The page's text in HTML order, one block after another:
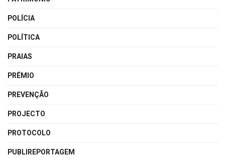
POLÍCIA
POLÍTICA
PRAIAS
PRÉMIO
PREVENÇÃO
PROJECTO
PROTOCOLO
PUBLIREPORTAGEM